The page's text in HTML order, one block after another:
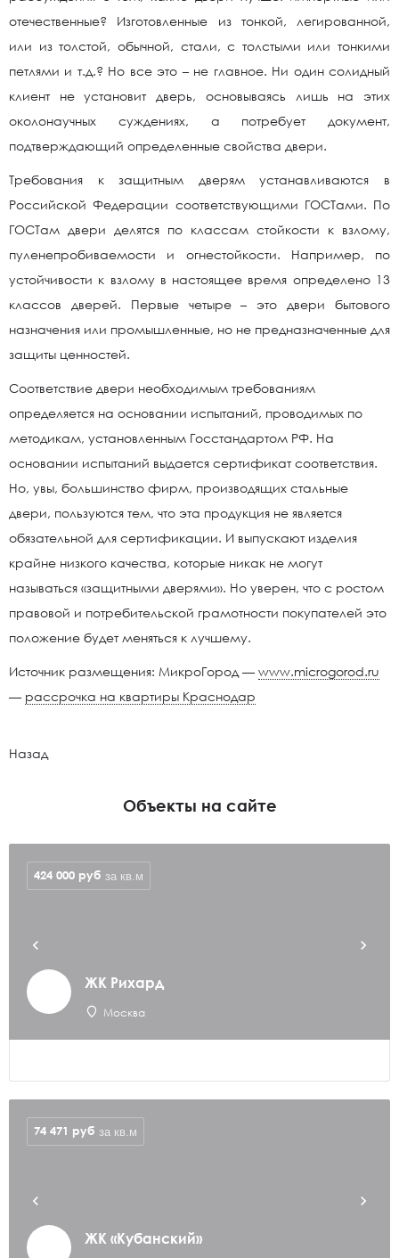
отечественные? Изготовленные из тонкой, легированной,
или из толстой, обычной, стали, с толстыми или тонкими
петлями и т.д.? Но все это – не главное. Ни один солидный
клиент не установит дверь, основываясь лишь на этих
околонаучных суждениях, а потребует документ,
подтверждающий определенные свойства двери.
Требования к защитным дверям устанавливаются в
Российской Федерации соответствующими ГОСТами. По
ГОСТам двери делятся по классам стойкости к взлому,
пуленепробиваемости и огнестойкости. Например, по
устойчивости к взлому в настоящее время определено 13
классов дверей. Первые четыре – это двери бытового
назначения или промышленные, но не предназначенные для
защиты ценностей.
Соответствие двери необходимым требованиям
определяется на основании испытаний, проводимых по
методикам, установленным Госстандартом РФ. На
основании испытаний выдается сертификат соответствия.
Но, увы, большинство фирм, производящих стальные
двери, пользуются тем, что эта продукция не является
обязательной для сертификации. И выпускают изделия
крайне низкого качества, которые никак не могут
называться «защитными дверями». Но уверен, что с ростом
правовой и потребительской грамотности покупателей это
положение будет меняться к лучшему.
Источник размещения: МикроГород — www.microgorod.ru
— рассрочка на квартиры Краснодар
Назад
Объекты на сайте
ЖК Рихард
Москва
424 000 руб за кв.м
ЖК «Кубанский»
74 471 руб за кв.м